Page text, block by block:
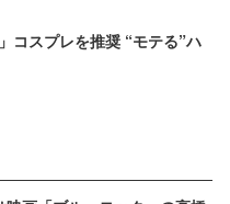
レを推奨 “モテる”ハ